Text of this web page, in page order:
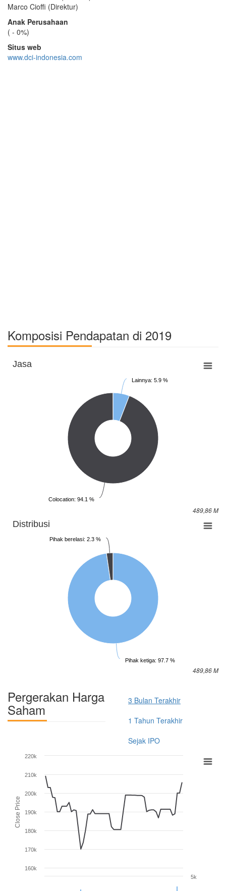
Marco Cioffi (Direktur)
Anak Perusahaan
( - 0%)
Situs web
www.dci-indonesia.com
Komposisi Pendapatan di 2019
Jasa
Lainnya: 5.9 %
Colocation: 94.1 %
489,86 M
Distribusi
Pihak ketiga: 97.7 %
Pihak berelasi: 2.3 %
489,86 M
Pergerakan Harga
Saham
3 Bulan Terakhir
1 Tahun Terakhir
Sejak IPO
Close Price
160k
170k
180k
190k
200k
210k
220k
5k